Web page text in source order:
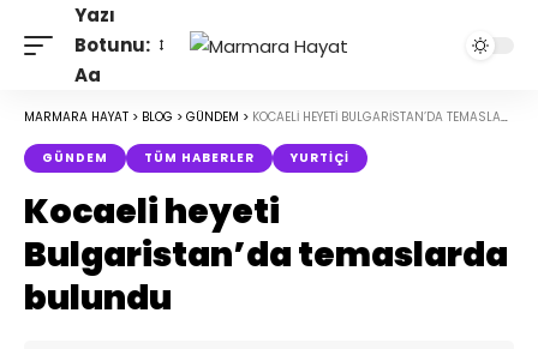
Yazı
Botunu:
Aa
MARMARA HAYAT > BLOG > GÜNDEM > KOCAELI HEYETI BULGARISTAN’DA TEMASLARDA BULUNDU
GÜNDEM TÜM HABERLER YURTIÇI
Kocaeli heyeti
Bulgaristan’da temaslarda
bulundu